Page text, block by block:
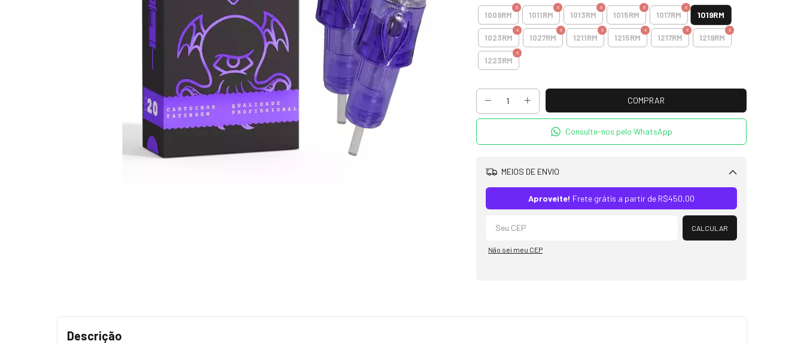
1009RM 1011RM 1013RM 1015RM 1017RM 1019RM
1023RM 1027RM 1211RM 1215RM 1217RM 1219RM
1223RM
Consulte-nos pelo WhatsApp
MEIOS DE ENVIO
Aproveite! Frete grátis a partir de R$450,00
CALCULAR
Não sei meu CEP
Descrição